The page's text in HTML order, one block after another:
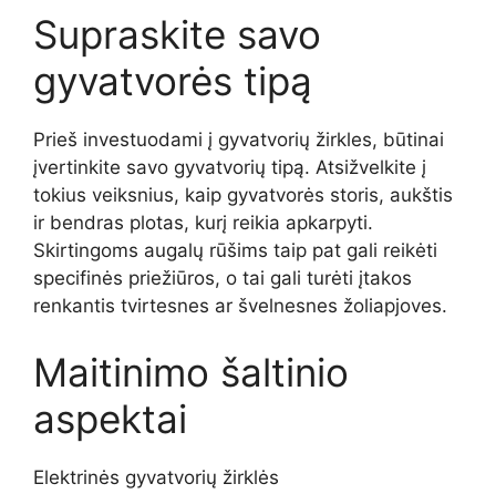
Supraskite savo
gyvatvorės tipą
Prieš investuodami į gyvatvorių žirkles, būtinai
įvertinkite savo gyvatvorių tipą. Atsižvelkite į
tokius veiksnius, kaip gyvatvorės storis, aukštis
ir bendras plotas, kurį reikia apkarpyti.
Skirtingoms augalų rūšims taip pat gali reikėti
specifinės priežiūros, o tai gali turėti įtakos
renkantis tvirtesnes ar švelnesnes žoliapjoves.
Maitinimo šaltinio
aspektai
Elektrinės gyvatvorių žirklės